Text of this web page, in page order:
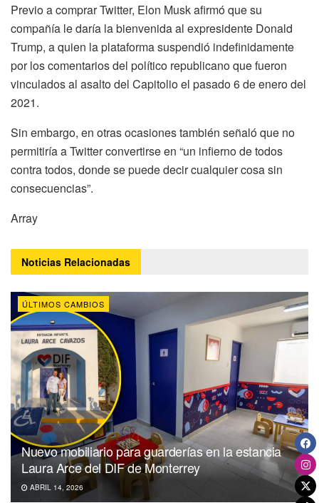
Previo a comprar Twitter, Elon Musk afirmó que su
compañía le daría la bienvenida al expresidente Donald
Trump, a quien la plataforma suspendió indefinidamente
por los comentarios del político republicano que fueron
vinculados al asalto del Capitolio el pasado 6 de enero del
2021.
Sin embargo, en otras ocasiones también señaló que no
permitiría a Twitter convertirse en “un infierno de todos
contra todos, donde se puede decir cualquier cosa sin
consecuencias”.
Array
Noticias Relacionadas
ÚLTIMOS CAMBIOS
Nuevo mobiliario para guarderías en la estancia
Laura Arce del DIF de Monterrey
ABRIL 14, 2026